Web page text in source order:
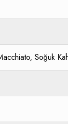
Soğuk